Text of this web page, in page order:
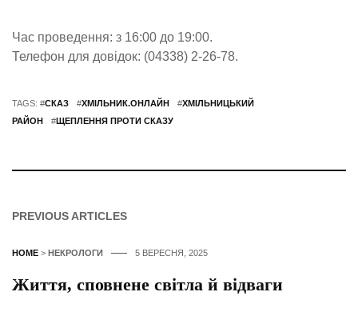
Час проведення: з 16:00 до 19:00.
Телефон для довідок: (04338) 2-26-78.
TAGS: #СКАЗ #ХМІЛЬНИК.ОНЛАЙН #ХМІЛЬНИЦЬКИЙ
РАЙОН
#ЩЕПЛЕННЯ ПРОТИ СКАЗУ
PREVIOUS ARTICLES
HOME > НЕКРОЛОГИ 5 ВЕРЕСНЯ, 2025
Життя, сповнене світла й відваги